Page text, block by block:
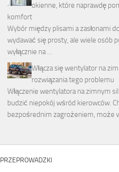
okienne, które naprawdę
komfort
Wybór między plisami a zasłonami
wydawać się prosty, ale wiele osób
wyłącznie na …
Włącza się wentylator na
rozwiązania tego problemu
Włączenie wentylatora na zimnym
budzić niepokój wśród kierowców.
bezpośrednim zagrożeniem, może
PRZEPROWADZKI